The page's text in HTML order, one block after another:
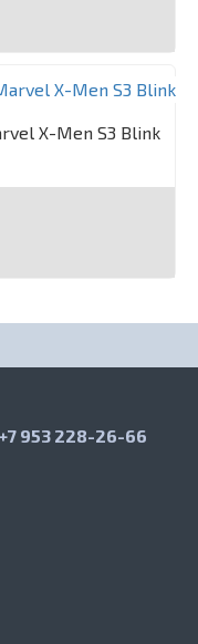
X-Men S3 Blink
+7 953 228-26-66